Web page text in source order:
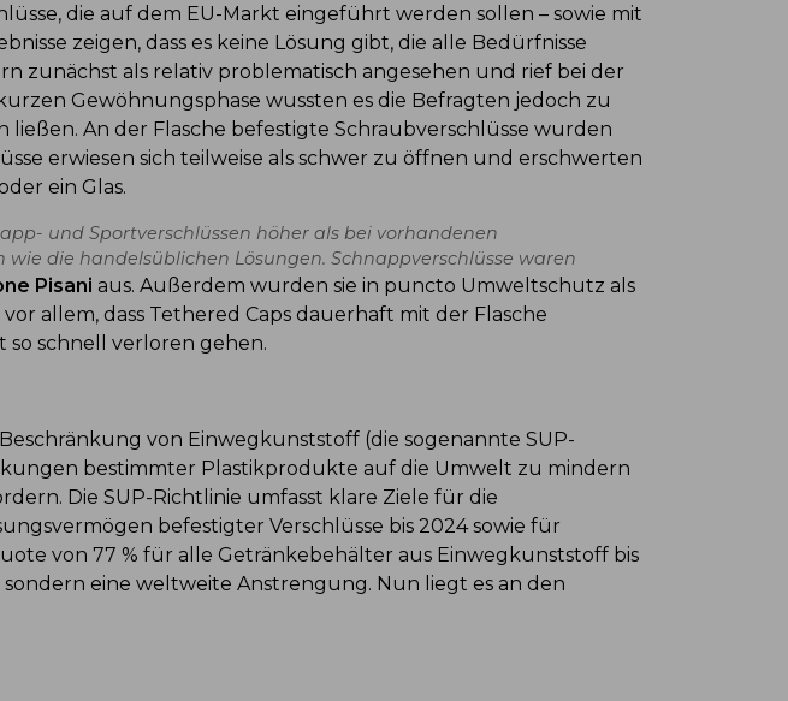
die auf dem EU-Markt eingeführt werden sollen – sowie mit
zeigen, dass es keine Lösung gibt, die alle Bedürfnisse
zunächst als relativ problematisch angesehen und rief bei der
Gewöhnungsphase wussten es die Befragten jedoch zu
ließen. An der Flasche befestigte Schraubverschlüsse wurden
erwiesen sich teilweise als schwer zu öffnen und erschwerten
ein Glas.
und Sportverschlüssen höher als bei vorhandenen
die handelsüblichen Lösungen. Schnappverschlüsse waren
Pisani aus. Außerdem wurden sie in puncto Umweltschutz als
allem, dass Tethered Caps dauerhaft mit der Flasche
so schnell verloren gehen.
von Einwegkunststoff (die sogenannte SUP-
bestimmter Plastikprodukte auf die Umwelt zu mindern
Die SUP-Richtlinie umfasst klare Ziele für die
befestigter Verschlüsse bis 2024 sowie für
von 77 % für alle Getränkebehälter aus Einwegkunststoff bis
eine weltweite Anstrengung. Nun liegt es an den